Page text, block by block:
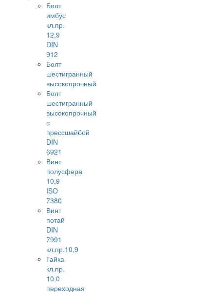
Болт
имбус
кл.пр.
12,9
DIN
912
Болт
шестигранный
высокопрочный
Болт
шестигранный
высокопрочный
с
прессшайбой
DIN
6921
Винт
полусфера
10,9
ISO
7380
Винт
потай
DIN
7991
кл.пр.10,9
Гайка
кл.пр.
10,0
переходная